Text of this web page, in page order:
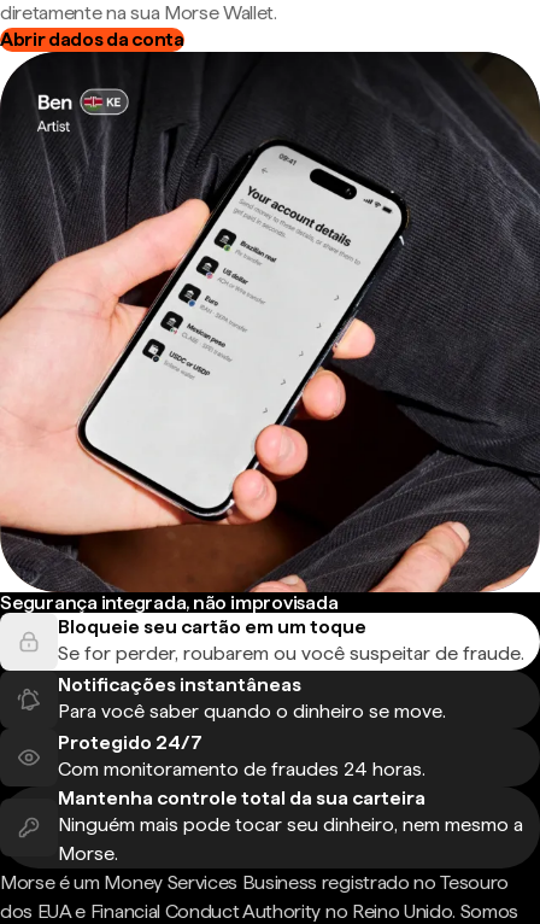
diretamente na sua Morse Wallet.
Abrir dados da conta
Segurança integrada, não improvisada
Bloqueie seu cartão em um toque
Se for perder, roubarem ou você suspeitar de fraude.
Notificações instantâneas
Para você saber quando o dinheiro se move.
Protegido 24/7
Com monitoramento de fraudes 24 horas.
Mantenha controle total da sua carteira
Ninguém mais pode tocar seu dinheiro, nem mesmo a
Morse.
Morse é um Money Services Business registrado no Tesouro
dos EUA e Financial Conduct Authority no Reino Unido. Somos